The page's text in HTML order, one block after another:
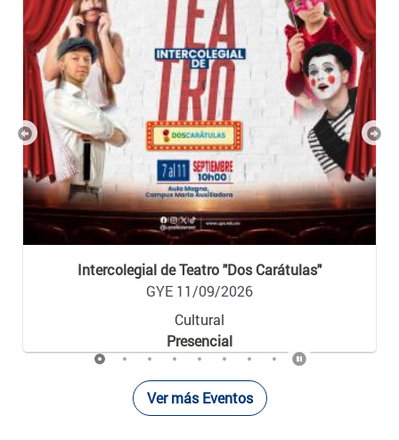
Intercolegial de Teatro "Dos Carátulas"
GYE 11/09/2026
Cultural
Presencial
Previous
Ver más Eventos